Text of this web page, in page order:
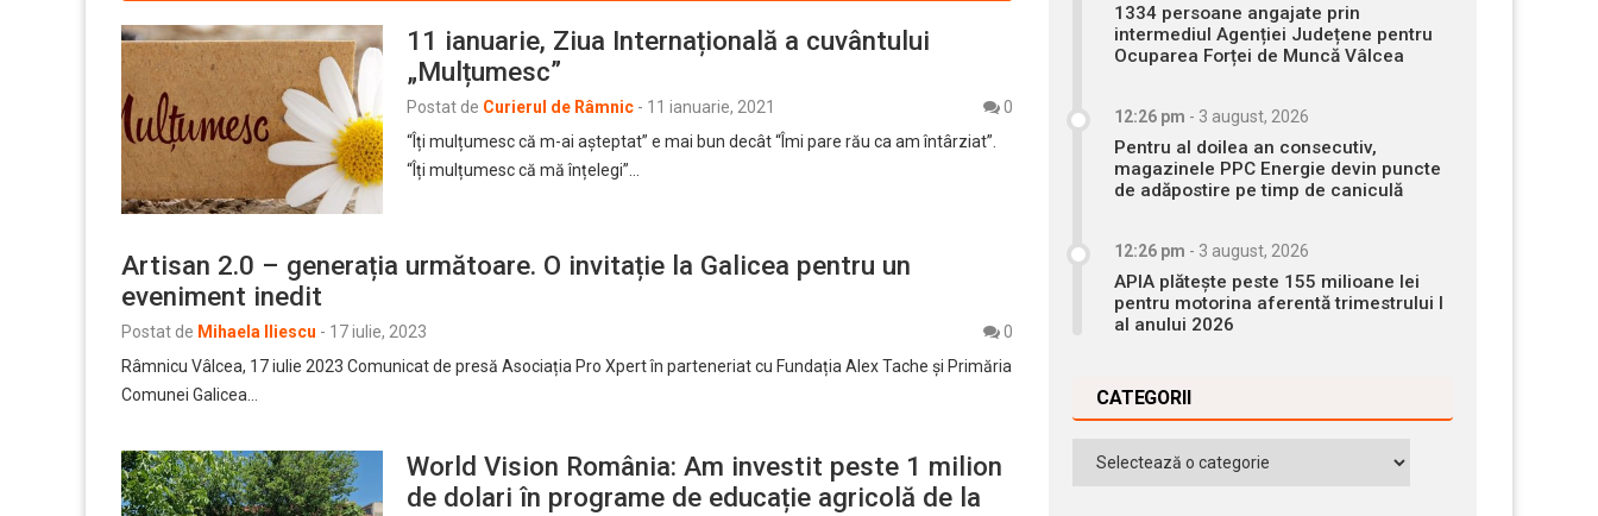
11 ianuarie, Ziua Internațională a cuvântului
„Mulțumesc”
Postat de Curierul de Râmnic - 11 ianuarie, 2021
0
“Îți mulțumesc că m-ai așteptat” e mai bun decât “Îmi pare rău ca am întârziat”.
“Îți mulțumesc că mă înțelegi”…
Artisan 2.0 – generația următoare. O invitație la Galicea pentru un
eveniment inedit
Postat de Mihaela Iliescu - 17 iulie, 2023
0
Râmnicu Vâlcea, 17 iulie 2023 Comunicat de presă Asociația Pro Xpert în parteneriat cu Fundația Alex Tache și Primăria
Comunei Galicea…
World Vision România: Am investit peste 1 milion
de dolari în programe de educație agricolă de la
1334 persoane angajate prin
intermediul Agenției Județene pentru
Ocuparea Forței de Muncă Vâlcea
12:26 pm - 3 august, 2026
Pentru al doilea an consecutiv,
magazinele PPC Energie devin puncte
de adăpostire pe timp de caniculă
12:26 pm - 3 august, 2026
APIA plătește peste 155 milioane lei
pentru motorina aferentă trimestrului I
al anului 2026
CATEGORII
Categorii